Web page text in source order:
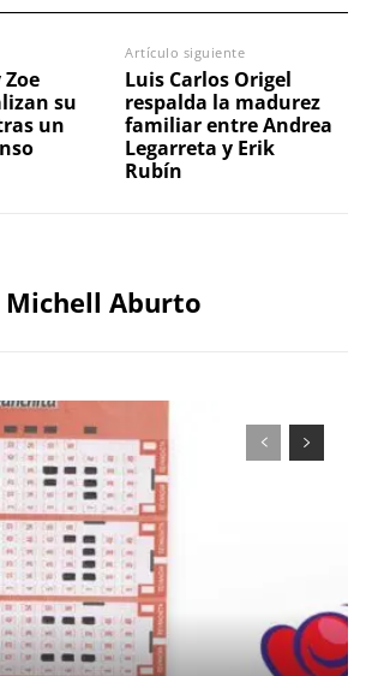
su
un
Artículo siguiente
Luis Carlos Origel
respalda la madurez
familiar entre Andrea
Legarreta y Erik
Rubín
Michell Aburto